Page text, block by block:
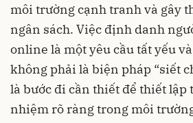
môi trường cạnh tranh và gây
ngân sách. Việc định danh
online là một yêu cầu tất yếu
không phải là biện pháp “siết
là bước đi cần thiết để thiết
nhiệm rõ ràng trong môi